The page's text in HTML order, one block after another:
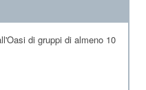
di gruppi di almeno 10